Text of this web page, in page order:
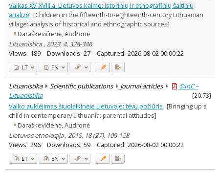
Vaikas XV-XVIII a. Lietuvos kaime: istorinių ir etnografinių šaltinių
analizė [Children in the fifteenth-to-eighteenth-century Lithuanian
village: analysis of historical and ethnographic sources]
Daraškevičienė, Audronė
Lituanistica , 2023, 4, 328-346
Views: 189 Downloads: 27 Captured: 2026-08-02 00:00:22
LT EN
Lituanistika Scientific publications Journal articles
©InC –
Lituanistika
[20.73]
Vaiko auklėjimas šiuolaikinėje Lietuvoje: tėvų požiūris [Bringing up a
child in contemporary Lithuania: parental attitudes]
Daraškevičienė, Audronė
Lietuvos etnologija , 2018, 18 (27), 109-128
Views: 296 Downloads: 59 Captured: 2026-08-02 00:00:22
LT EN